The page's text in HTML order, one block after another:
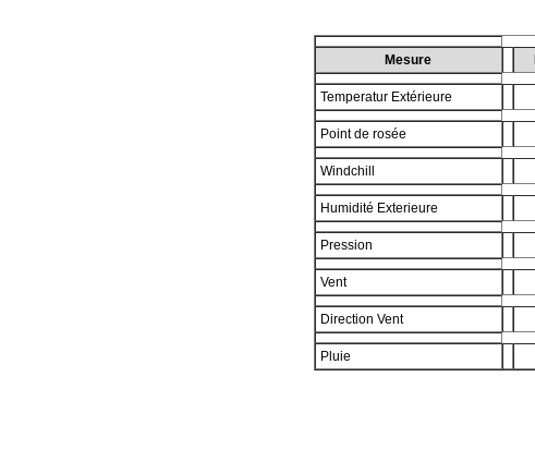
Mesure
Temperatur Extérieure
Point de rosée
Windchill
Humidité Exterieure
Pression
Vent
Direction Vent
Pluie